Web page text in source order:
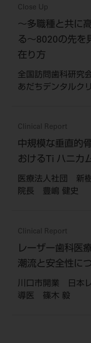
Close Up
〜多職種と共に
る〜8020の先を
在り方
全国訪問歯科研究
あだちデンタルク
Clinical Report
中規模な垂直的
おけるTi ハニカ
医療法人社団 新
院長 豊嶋 健史
Clinical Report
レーザー歯科医
潮流と安全性に
川口市開業 日本
導医 篠木 毅